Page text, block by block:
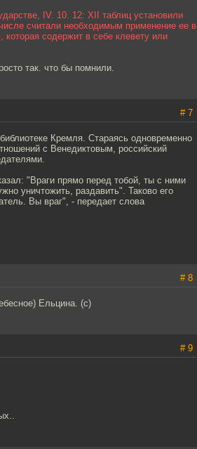
IV. 10. 12: XII таблиц установили
считали необходимым применение ее в
содержит в себе клевету или
так. что бы помнили.
# 7
Кремля. Стараясь одновременно
с Венедиктовым, российский
"Враги прямо перед тобой, ты с ними
уничтожить, раздавить". Таково его
Вы враг", - передает слова
# 8
Ельцина. (с)
# 9